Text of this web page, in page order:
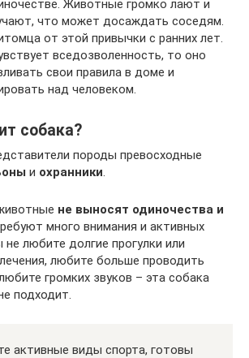
Животные громко лают и
что может досаждать соседям.
от этой привычки с ранних лет.
вседозволенность, то оно
свои правила в доме и
над человеком.
собака?
породы превосходные
и охранники.
не выносят одиночества и
много внимания и активных
не любите долгие прогулки или
любите больше проводить
громких звуков – эта собака
подходит.
активные виды спорта, готовы